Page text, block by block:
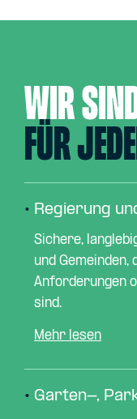
WIR
FÜR
• Regierung
Sichere,
und
Anforderungen
sind.
Mehr lesen
• Garten-,